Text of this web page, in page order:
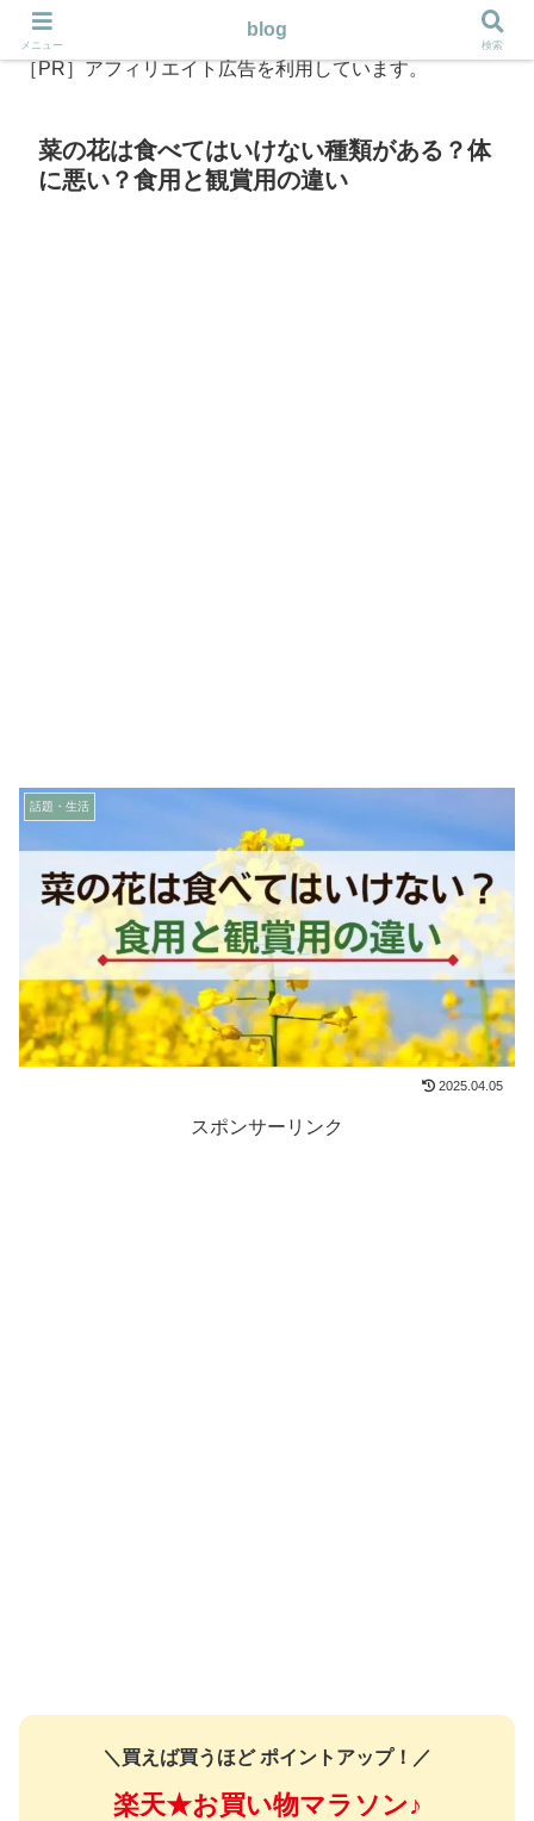
［PR］アフィリエイト広告を利用しています。
菜の花は食べてはいけない種類がある？体
に悪い？食用と観賞用の違い
話題・生活
2025.04.05
スポンサーリンク
＼買えば買うほど ポイントアップ！／
楽天★お買い物マラソン♪
メニュー
blog
検索